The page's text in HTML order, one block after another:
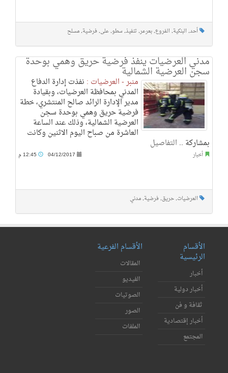
أحد, البنكية, الفروع, بعرعر, تنفيذ, سطو, على, فرضية, مسلح
مدني العرضيات ينفذ فرضية حريق وهمي بوحدة
سجن العرضية الشمالية
منبر - العرضيات : نفذت إدارة الدفاع
المدني بمحافظة العرضيات، وبقيادة
مدير الإدارة الرائد صالح المنتشري، خطة
فرضية حريق وهمي بوحدة سجن
العرضية الشمالية، وذلك عند الساعة
العاشرة من صباح اليوم الاثنين وكانت
بمشاركة .. التفاصيل
أخبار 04/12/2017
العرضيات, حريق, فرضية, مدني
الأقسام
الرئيسية
أخبار
أخبار دولية
ثقافة و فن
أخبار إقتصادية
المجتمع
الأقسام الفرعية
المقالات
الفيديو
الصوتيات
الصور
الملفات